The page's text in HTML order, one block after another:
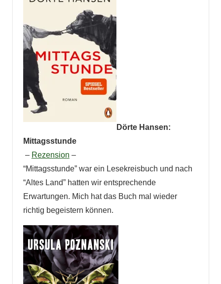
Dörte Hansen:
Mittagsstunde
– Rezension –
“Mittagsstunde” war ein Lesekreisbuch und nach
“Altes Land” hatten wir entsprechende
Erwartungen. Mich hat das Buch mal wieder
richtig begeistern können.